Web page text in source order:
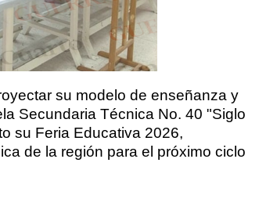
su modelo de enseñanza y
Secundaria Técnica No. 40 "Siglo
su Feria Educativa 2026,
de la región para el próximo ciclo